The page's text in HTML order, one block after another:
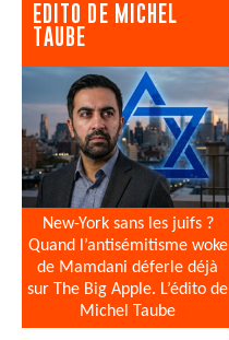
EDITO DE MICHEL
TAUBE
New-York sans les juifs ?
Quand l’antisémitisme woke
de Mamdani déferle déjà
sur The Big Apple. L’édito de
Michel Taube